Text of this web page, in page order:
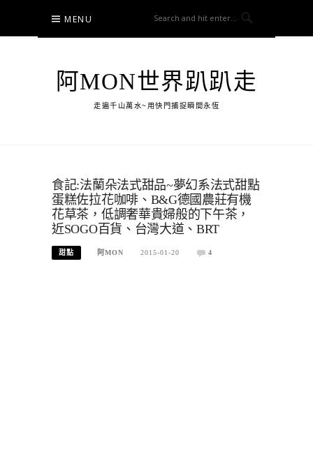
content
MENU
阿MON世界趴趴走
走遍千山萬水~用快門捕捉瞬間永恆
食記:法蘭朵法式甜品~夢幻系法式甜點
蛋糕佐拉花咖啡、B&G德國農莊有機
花草茶，低調奢華貴婦般的下午茶，
近SOGO百貨、台灣大道、BRT
甜點 阿MON 2015-01-20 4